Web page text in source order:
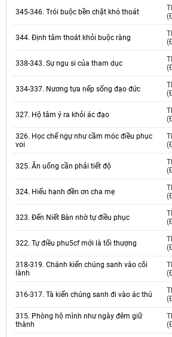
345-346. Trói buộc bền chặt khó thoát
344. Định tâm thoát khỏi buộc ràng
338-343. Sự ngu si của tham dục
334-337. Nương tựa nếp sống đạo đức
327. Hộ tâm ý ra khỏi ác đạo
326. Học chế ngự như cầm móc điều phục
voi
325. Ăn uống cần phải tiết độ
324. Hiếu hạnh đền ơn cha mẹ
323. Đến Niết Bàn nhờ tự điều phục
322. Tự điều phu5cf mới là tối thượng
318-319. Chánh kiến chúng sanh vào cõi
lành
316-317. Tà kiến chúng sanh đi vào ác thú
315. Phòng hộ mình như ngày đêm giữ
thành